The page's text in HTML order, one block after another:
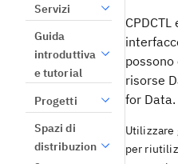
Servizi
Guida
introduttiva
e tutorial
Progetti
Spazi di
distribuzion
risorse
for Data.
Utilizzare
per